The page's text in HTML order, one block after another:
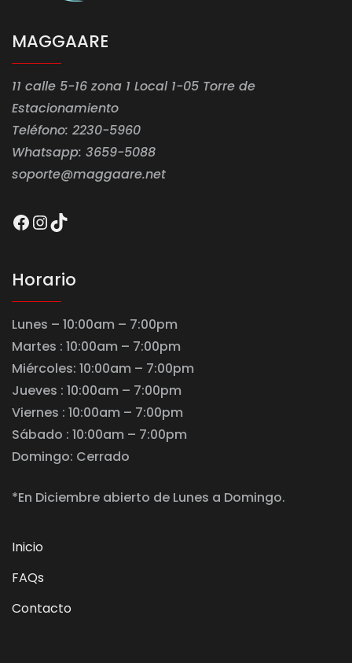
MAGGAARE
11 calle 5-16 zona 1 Local 1-05 Torre de
Estacionamiento
Teléfono: 2230-5960
Whatsapp: 3659-5088
soporte@maggaare.net
Facebook
Instagram
TikTok
Horario
Lunes – 10:00am – 7:00pm
Martes : 10:00am – 7:00pm
Miércoles: 10:00am – 7:00pm
Jueves : 10:00am – 7:00pm
Viernes : 10:00am – 7:00pm
Sábado : 10:00am – 7:00pm
Domingo: Cerrado
*En Diciembre abierto de Lunes a Domingo.
Inicio
FAQs
Contacto